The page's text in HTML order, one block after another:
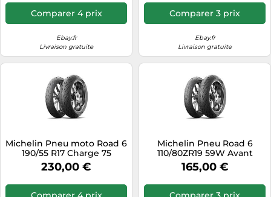
Comparer 4 prix
Ebay.fr
Livraison gratuite
Comparer 3 prix
Ebay.fr
Livraison gratuite
Michelin Pneu moto Road 6
190/55 R17 Charge 75
Vitesse W
230,00 €
Michelin Pneu Road 6
110/80ZR19 59W Avant
165,00 €